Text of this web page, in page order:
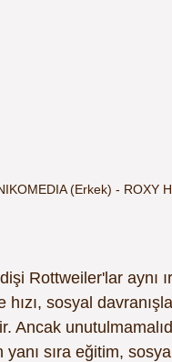
(Erkek) - ROXY
Rottweiler'lar aynı
sosyal
Ancak
sıra eğitim,